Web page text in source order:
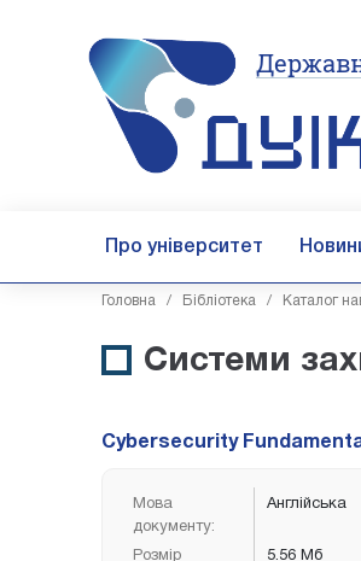
Про університет
Головна / Бібліотека / Каталог
Системи
Cybersecurity
Мова
документу:
Англійська
Розмір
5.56 Мб